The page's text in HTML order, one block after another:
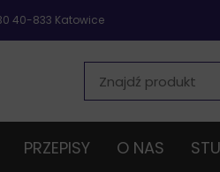
40-833 Katowice
PRZEPISY O NAS